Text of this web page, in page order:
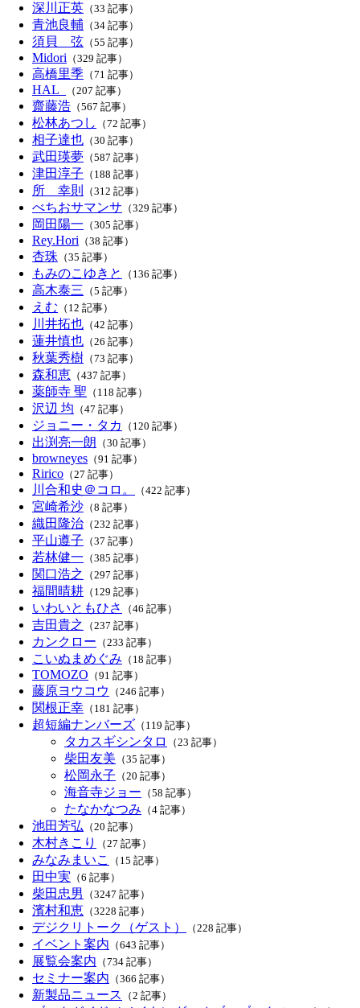
深川正英 （33 記事）
青池良輔 （34 記事）
須貝 弦 （55 記事）
Midori （329 記事）
高橋里季 （71 記事）
HAL_ （207 記事）
齋藤浩 （567 記事）
松林あつし （72 記事）
相子達也 （30 記事）
武田瑛夢 （587 記事）
津田淳子 （188 記事）
所 幸則 （312 記事）
べちおサマンサ （329 記事）
岡田陽一 （305 記事）
Rey.Hori （38 記事）
杏珠 （35 記事）
もみのこゆきと （136 記事）
高木泰三 （5 記事）
えむ （12 記事）
川井拓也 （42 記事）
蓮井慎也 （26 記事）
秋葉秀樹 （73 記事）
森和恵 （437 記事）
薬師寺 聖 （118 記事）
沢辺 均 （47 記事）
ジョニー・タカ （120 記事）
出渕亮一朗 （30 記事）
browneyes （91 記事）
Ririco （27 記事）
川合和史＠コロ。 （422 記事）
宮崎希沙 （8 記事）
織田隆治 （232 記事）
平山遵子 （37 記事）
若林健一 （385 記事）
関口浩之 （297 記事）
福間晴耕 （129 記事）
いわいともひさ （46 記事）
吉田貴之 （237 記事）
カンクロー （233 記事）
こいぬまめぐみ （18 記事）
TOMOZO （91 記事）
藤原ヨウコウ （246 記事）
関根正幸 （181 記事）
超短編ナンバーズ （119 記事）
タカスギシンタロ （23 記事）
柴田友美 （35 記事）
松岡永子 （20 記事）
海音寺ジョー （58 記事）
たなかなつみ （4 記事）
池田芳弘 （20 記事）
木村きこり （27 記事）
みなみまいこ （15 記事）
田中実 （6 記事）
柴田忠男 （3247 記事）
濱村和恵 （3228 記事）
デジクリトーク（ゲスト） （228 記事）
イベント案内 （643 記事）
展覧会案内 （734 記事）
セミナー案内 （366 記事）
新製品ニュース （2 記事）